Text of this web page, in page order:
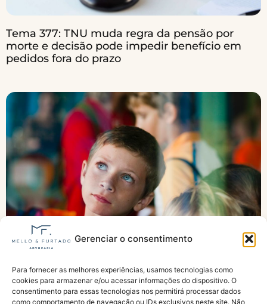
Gerenciar o consentimento
Para fornecer as melhores experiências, usamos tecnologias como
cookies para armazenar e/ou acessar informações do dispositivo. O
consentimento para essas tecnologias nos permitirá processar dados
como comportamento de navegação ou IDs exclusivos neste site. Não
Tema 377: TNU muda regra da pensão por
morte e decisão pode impedir benefício em
pedidos fora do prazo
Justiça obriga INSS a fazer análise de pensão
para órfãos do feminicídio